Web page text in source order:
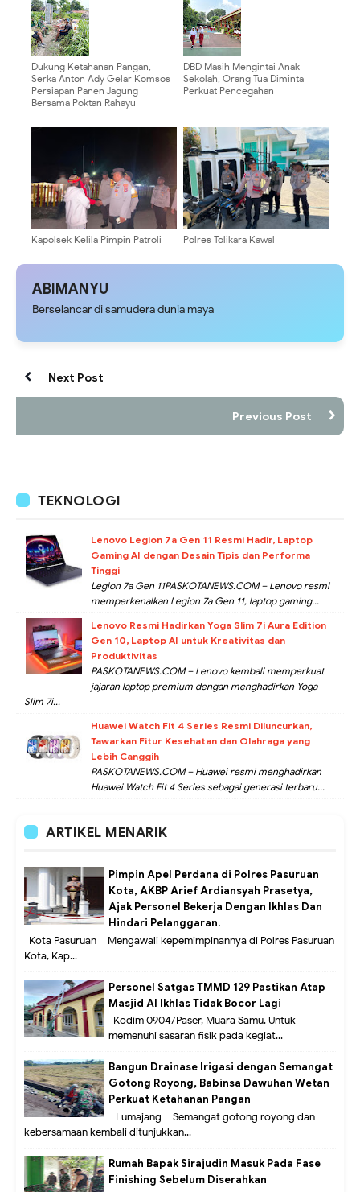
Diserahkan
Dukung Ketahanan Pangan,
Serka Anton Ady Gelar Komsos
Persiapan Panen Jagung
Bersama Poktan Rahayu
DBD Masih Mengintai Anak
Sekolah, Orang Tua Diminta
Perkuat Pencegahan
Kapolsek Kelila Pimpin Patroli
Kondusivitas Kamtibmas
Polres Tolikara Kawal
Pastikan Jemaat Beribadah
ABIMANYU
Berselancar di samudera dunia maya
Next Post
Previous Post
TEKNOLOGI
Lenovo Legion 7a Gen 11 Resmi Hadir, Laptop
Gaming AI dengan Desain Tipis dan Performa
Tinggi
Legion 7a Gen 11PASKOTANEWS.COM – Lenovo resmi
memperkenalkan Legion 7a Gen 11, laptop gaming...
Lenovo Resmi Hadirkan Yoga Slim 7i Aura Edition
Gen 10, Laptop AI untuk Kreativitas dan
Produktivitas
PASKOTANEWS.COM – Lenovo kembali memperkuat
jajaran laptop premium dengan menghadirkan Yoga
Slim 7i...
Huawei Watch Fit 4 Series Resmi Diluncurkan,
Tawarkan Fitur Kesehatan dan Olahraga yang
Lebih Canggih
PASKOTANEWS.COM – Huawei resmi menghadirkan
Huawei Watch Fit 4 Series sebagai generasi terbaru...
ARTIKEL MENARIK
Pimpin Apel Perdana di Polres Pasuruan
Kota, AKBP Arief Ardiansyah Prasetya,
Ajak Personel Bekerja Dengan Ikhlas Dan
Hindari Pelanggaran.
Kota Pasuruan – Mengawali kepemimpinannya di Polres Pasuruan
Kota, Kap...
Personel Satgas TMMD 129 Pastikan Atap
Masjid Al Ikhlas Tidak Bocor Lagi
Kodim 0904/Paser, Muara Samu. Untuk
memenuhi sasaran fisik pada kegiat...
Bangun Drainase Irigasi dengan Semangat
Gotong Royong, Babinsa Dawuhan Wetan
Perkuat Ketahanan Pangan
Lumajang – Semangat gotong royong dan
kebersamaan kembali ditunjukkan...
Rumah Bapak Sirajudin Masuk Pada Fase
Finishing Sebelum Diserahkan